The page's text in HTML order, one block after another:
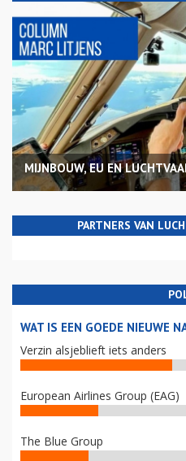
MIJNBOUW, EU EN
PARTNERS VAN
WAT IS EEN GOEDE NIEUWE
Verzin alsjeblieft iets anders
European Airlines Group (EAG)
The Blue Group